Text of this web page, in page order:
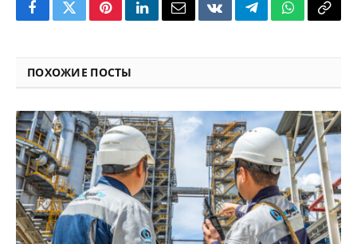
FacebookTwitterPinterestLinkedInEmailVKontakteTelegramWhatsApp
Copy
ПОХОЖИЕ ПОСТЫ